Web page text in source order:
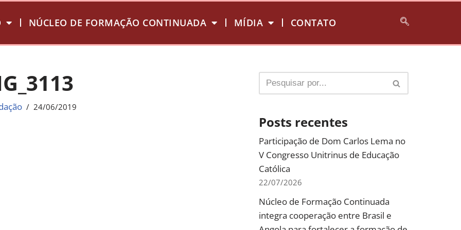
NÚCLEO DE FORMAÇÃO CONTINUADA MÍDIA CONTATO
24/06/2019
Posts recentes
Participação de Dom Carlos Lema no
V Congresso Unitrinus de Educação
Católica
22/07/2026
Núcleo de Formação Continuada
integra cooperação entre Brasil e